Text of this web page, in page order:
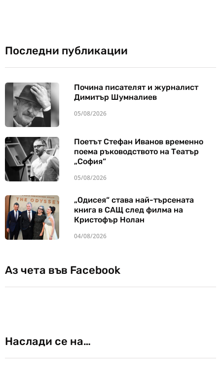
Последни публикации
Почина писателят и журналист
Димитър Шумналиев
05/08/2026
Поетът Стефан Иванов временно
поема ръководството на Театър
„София“
05/08/2026
„Одисея“ става най-търсената
книга в САЩ след филма на
Кристофър Нолан
04/08/2026
Аз чета във Facebook
Наслади се на…